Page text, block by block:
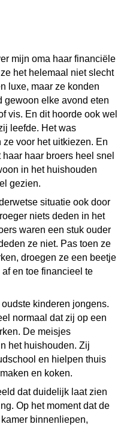
mijn oma haar financiële
het helemaal niet slecht
luxe, maar ze konden
gewoon elke avond eten
vis. En dit hoorde ook wel
leefde. Het was
voor het uitkiezen. En
haar broers heel snel
in het huishouden
gezien.
situatie ook door
niets deden in het
waren een stuk ouder
ze niet. Pas toen ze
droegen ze een beetje
en toe financieel te
kinderen jongens.
normaal dat zij op een
De meisjes
het huishouden. Zij
en hielpen thuis
en koken.
dat duidelijk laat zien
Op het moment dat de
binnenliepen,